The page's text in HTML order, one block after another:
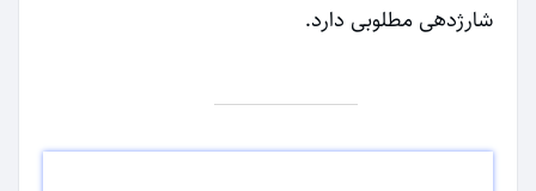
شارژدهی مطلوبی دارد.